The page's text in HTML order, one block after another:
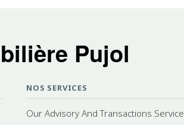
Pujol
NOS SERVICES
Our Advisory And Transactions Service